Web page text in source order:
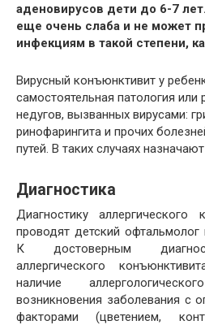
аденовирусов дети до 6-7
еще очень слаба и не может
инфекциям в такой степени,
Вирусный конъюнктивит у
самостоятельная патология или
недугов, вызванных вирусами:
ринофарингита и прочих
путей. В таких случаях
Диагностика
Диагностику аллергического
проводят детский офтальмолог
К достоверным
аллергического
наличие
возникновения заболевания с
факторами (цветением,